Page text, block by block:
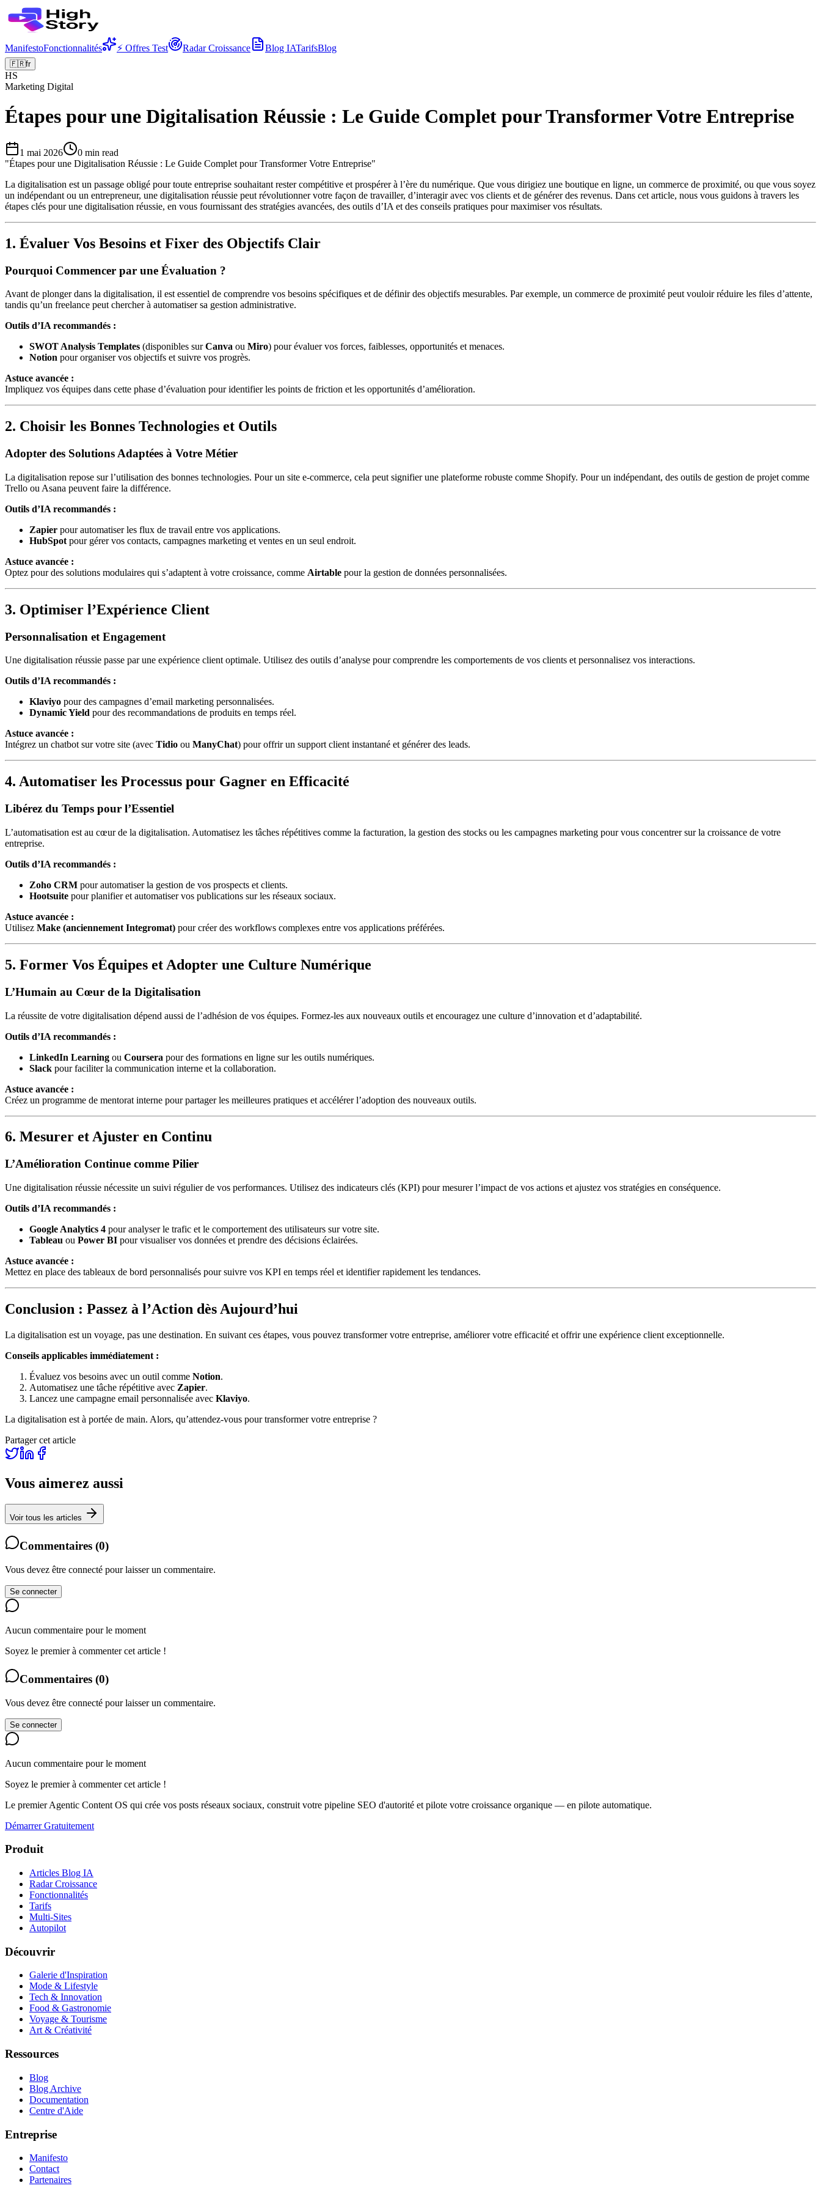
ManifestoFonctionnalités ⚡ Offres Test Radar Croissance Blog IATarifsBlog
🇫🇷fr
HS
Marketing Digital
Étapes pour une Digitalisation Réussie : Le Guide Complet pour Transformer Votre Entreprise
1 mai 2026 0 min read
"Étapes pour une Digitalisation Réussie : Le Guide Complet pour Transformer Votre Entreprise"
La digitalisation est un passage obligé pour toute entreprise souhaitant rester compétitive et prospérer à l’ère du numérique. Que vous dirigiez une boutique en ligne, un commerce de proximité, ou que vous soyez
un indépendant ou un entrepreneur, une digitalisation réussie peut révolutionner votre façon de travailler, d’interagir avec vos clients et de générer des revenus. Dans cet article, nous vous guidons à travers les
étapes clés pour une digitalisation réussie, en vous fournissant des stratégies avancées, des outils d’IA et des conseils pratiques pour maximiser vos résultats.
1. Évaluer Vos Besoins et Fixer des Objectifs Clair
Pourquoi Commencer par une Évaluation ?
Avant de plonger dans la digitalisation, il est essentiel de comprendre vos besoins spécifiques et de définir des objectifs mesurables. Par exemple, un commerce de proximité peut vouloir réduire les files d’attente,
tandis qu’un freelance peut chercher à automatiser sa gestion administrative.
Outils d’IA recommandés :
SWOT Analysis Templates (disponibles surCanva ou Miro) pour évaluer vos forces, faiblesses, opportunités et menaces.
Notion pour organiser vos objectifs et suivre vos progrès.
Astuce avancée :
Impliquez vos équipes dans cette phase d’évaluation pour identifier les points de friction et les opportunités d’amélioration.
2. Choisir les Bonnes Technologies et Outils
Adopter des Solutions Adaptées à Votre Métier
La digitalisation repose sur l’utilisation des bonnes technologies. Pour un site e-commerce, cela peut signifier une plateforme robuste comme Shopify. Pour un indépendant, des outils de gestion de projet comme
Trello ou Asana peuvent faire la différence.
Outils d’IA recommandés :
Zapier pour automatiser les flux de travail entre vos applications.
HubSpot pour gérer vos contacts, campagnes marketing et ventes en un seul endroit.
Astuce avancée :
Optez pour des solutions modulaires qui s’adaptent à votre croissance, comme Airtable pour la gestion de données personnalisées.
3. Optimiser l’Expérience Client
Personnalisation et Engagement
Une digitalisation réussie passe par une expérience client optimale. Utilisez des outils d’analyse pour comprendre les comportements de vos clients et personnalisez vos interactions.
Outils d’IA recommandés :
Klaviyo pour des campagnes d’email marketing personnalisées.
Dynamic Yield pour des recommandations de produits en temps réel.
Astuce avancée :
Intégrez un chatbot sur votre site (avec Tidio ou ManyChat) pour offrir un support client instantané et générer des leads.
4. Automatiser les Processus pour Gagner en Efficacité
Libérez du Temps pour l’Essentiel
L’automatisation est au cœur de la digitalisation. Automatisez les tâches répétitives comme la facturation, la gestion des stocks ou les campagnes marketing pour vous concentrer sur la croissance de votre
entreprise.
Outils d’IA recommandés :
Zoho CRM pour automatiser la gestion de vos prospects et clients.
Hootsuite pour planifier et automatiser vos publications sur les réseaux sociaux.
Astuce avancée :
Utilisez Make (anciennement Integromat) pour créer des workflows complexes entre vos applications préférées.
5. Former Vos Équipes et Adopter une Culture Numérique
L’Humain au Cœur de la Digitalisation
La réussite de votre digitalisation dépend aussi de l’adhésion de vos équipes. Formez-les aux nouveaux outils et encouragez une culture d’innovation et d’adaptabilité.
Outils d’IA recommandés :
LinkedIn Learning ou Coursera pour des formations en ligne sur les outils numériques.
Slack pour faciliter la communication interne et la collaboration.
Astuce avancée :
Créez un programme de mentorat interne pour partager les meilleures pratiques et accélérer l’adoption des nouveaux outils.
6. Mesurer et Ajuster en Continu
L’Amélioration Continue comme Pilier
Une digitalisation réussie nécessite un suivi régulier de vos performances. Utilisez des indicateurs clés (KPI) pour mesurer l’impact de vos actions et ajustez vos stratégies en conséquence.
Outils d’IA recommandés :
Google Analytics 4 pour analyser le trafic et le comportement des utilisateurs sur votre site.
Tableau ou Power BI pour visualiser vos données et prendre des décisions éclairées.
Astuce avancée :
Mettez en place des tableaux de bord personnalisés pour suivre vos KPI en temps réel et identifier rapidement les tendances.
Conclusion : Passez à l’Action dès Aujourd’hui
La digitalisation est un voyage, pas une destination. En suivant ces étapes, vous pouvez transformer votre entreprise, améliorer votre efficacité et offrir une expérience client exceptionnelle.
Conseils applicables immédiatement :
Évaluez vos besoins avec un outil comme Notion.
Automatisez une tâche répétitive avec Zapier.
Lancez une campagne email personnalisée avec Klaviyo.
La digitalisation est à portée de main. Alors, qu’attendez-vous pour transformer votre entreprise ?
Partager cet article
Vous aimerez aussi
Voir tous les articles
Commentaires (0)
Vous devez être connecté pour laisser un commentaire.
Se connecter
Aucun commentaire pour le moment
Soyez le premier à commenter cet article !
Commentaires (0)
Vous devez être connecté pour laisser un commentaire.
Se connecter
Aucun commentaire pour le moment
Soyez le premier à commenter cet article !
Le premier Agentic Content OS qui crée vos posts réseaux sociaux, construit votre pipeline SEO d'autorité et pilote votre croissance organique — en pilote automatique.
Démarrer Gratuitement
Produit
Articles Blog IA
Radar Croissance
Fonctionnalités
Tarifs
Multi-Sites
Autopilot
Découvrir
Galerie d'Inspiration
Mode & Lifestyle
Tech & Innovation
Food & Gastronomie
Voyage & Tourisme
Art & Créativité
Ressources
Blog
Blog Archive
Documentation
Centre d'Aide
Entreprise
Manifesto
Contact
Partenaires